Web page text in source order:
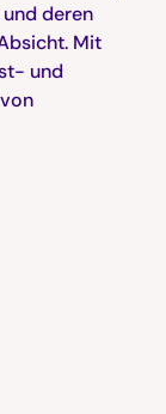
deren
Mit
und